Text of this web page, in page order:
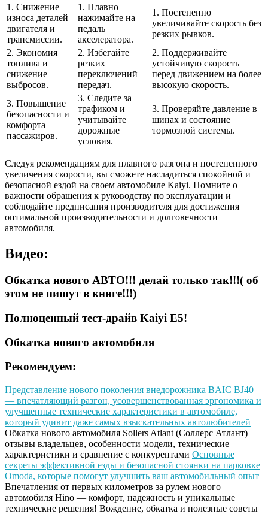
1. Снижение
износа деталей
двигателя и
трансмиссии.
1. Плавно
нажимайте на
педаль
акселератора.
1. Постепенно
увеличивайте скорость без
резких рывков.
2. Экономия
топлива и
снижение
выбросов.
2. Избегайте
резких
переключений
передач.
2. Поддерживайте
устойчивую скорость
перед движением на более
высокую скорость.
3. Повышение
безопасности и
комфорта
пассажиров.
3. Следите за
трафиком и
учитывайте
дорожные
условия.
3. Проверяйте давление в
шинах и состояние
тормозной системы.
Следуя рекомендациям для плавного разгона и постепенного
увеличения скорости, вы сможете насладиться спокойной и
безопасной ездой на своем автомобиле Kaiyi. Помните о
важности обращения к руководству по эксплуатации и
соблюдайте предписания производителя для достижения
оптимальной производительности и долговечности
автомобиля.
Видео:
Обкатка нового АВТО!!! делай только так!!!( об
этом не пишут в книге!!!)
Полноценный тест-драйв Kaiyi E5!
Обкатка нового автомобиля
Рекомендуем:
Представление нового поколения внедорожника BAIC BJ40
— впечатляющий разгон, усовершенствованная эргономика и
улучшенные технические характеристики в автомобиле,
который удивит даже самых взыскательных автолюбителей
Обкатка нового автомобиля Sollers Atlant (Соллерс Атлант) —
отзывы владельцев, особенности модели, технические
характеристики и сравнение с конкурентами Основные
секреты эффективной езды и безопасной стоянки на парковке
Omoda, которые помогут улучшить ваш автомобильный опыт
Впечатления от первых километров за рулем нового
автомобиля Hino — комфорт, надежность и уникальные
технические решения! Вождение, обкатка и полезные советы